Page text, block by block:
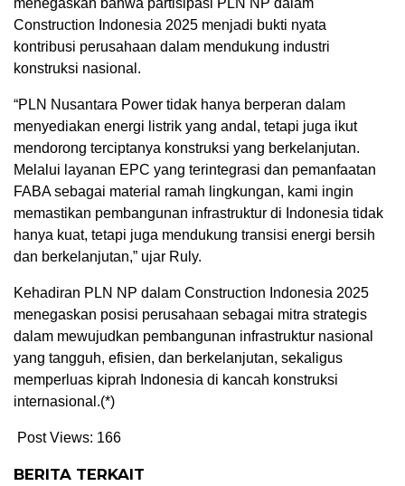
menegaskan bahwa partisipasi PLN NP dalam
Construction Indonesia 2025 menjadi bukti nyata
kontribusi perusahaan dalam mendukung industri
konstruksi nasional.
“PLN Nusantara Power tidak hanya berperan dalam
menyediakan energi listrik yang andal, tetapi juga ikut
mendorong terciptanya konstruksi yang berkelanjutan.
Melalui layanan EPC yang terintegrasi dan pemanfaatan
FABA sebagai material ramah lingkungan, kami ingin
memastikan pembangunan infrastruktur di Indonesia tidak
hanya kuat, tetapi juga mendukung transisi energi bersih
dan berkelanjutan,” ujar Ruly.
Kehadiran PLN NP dalam Construction Indonesia 2025
menegaskan posisi perusahaan sebagai mitra strategis
dalam mewujudkan pembangunan infrastruktur nasional
yang tangguh, efisien, dan berkelanjutan, sekaligus
memperluas kiprah Indonesia di kancah konstruksi
internasional.(*)
Post Views: 166
BERITA TERKAIT